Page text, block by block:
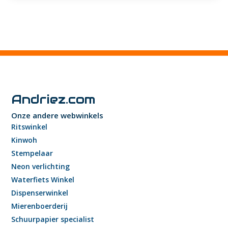
Andriez.com
Onze andere webwinkels
Ritswinkel
Kinwoh
Stempelaar
Neon verlichting
Waterfiets Winkel
Dispenserwinkel
Mierenboerderij
Schuurpapier specialist